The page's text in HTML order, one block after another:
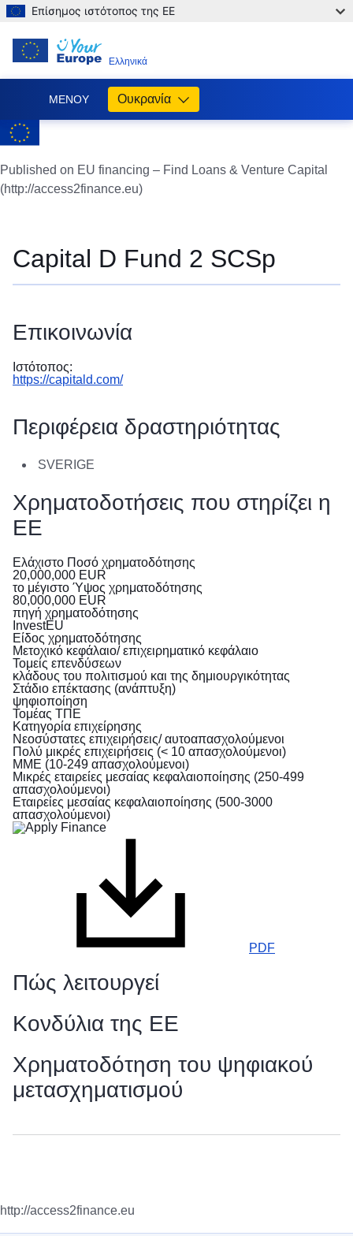
Επίσημος ιστότοπος της ΕΕ
Ελληνικά
ΜΕΝΟΎ Ουκρανία
Україні
з
України,
що
Ви
Iнформація
для
βοήθειας
στην
Ουκρανία
τα
άτομα
που
να
Published on EU financing – Find Loans & Venture Capital
(http://access2finance.eu)
Capital D Fund 2 SCSp
Επικοινωνία
Ιστότοπος:
https://capitald.com/
Περιφέρεια δραστηριότητας
SVERIGE
Χρηματοδοτήσεις που στηρίζει η
ΕΕ
Ελάχιστο Ποσό χρηματοδότησης
20,000,000 EUR
το μέγιστο Ύψος χρηματοδότησης
80,000,000 EUR
πηγή χρηματοδότησης
InvestEU
Είδος χρηματοδότησης
Μετοχικό κεφάλαιο/ επιχειρηματικό κεφάλαιο
Τομείς επενδύσεων
κλάδους του πολιτισμού και της δημιουργικότητας
Στάδιο επέκτασης (ανάπτυξη)
ψηφιοποίηση
Τομέας ΤΠΕ
Κατηγορία επιχείρησης
Νεοσύστατες επιχειρήσεις/ αυτοαπασχολούμενοι
Πολύ μικρές επιχειρήσεις (< 10 απασχολούμενοι)
ΜΜΕ (10-249 απασχολούμενοι)
Μικρές εταιρείες μεσαίας κεφαλαιοποίησης (250-499
απασχολούμενοι)
Εταιρείες μεσαίας κεφαλαιοποίησης (500-3000
απασχολούμενοι)
PDF
Πώς λειτουργεί
Κονδύλια της ΕΕ
Χρηματοδότηση του ψηφιακού
μετασχηματισμού
http://access2finance.eu